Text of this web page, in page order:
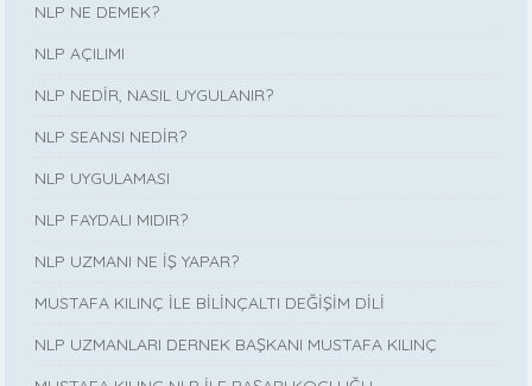
NLP NE DEMEK?
NLP AÇILIMI
NLP NEDİR, NASIL UYGULANIR?
NLP SEANSI NEDİR?
NLP UYGULAMASI
NLP FAYDALI MIDIR?
NLP UZMANI NE İŞ YAPAR?
MUSTAFA KILINÇ İLE BİLİNÇALTI DEĞİŞİM DİLİ
NLP UZMANLARI DERNEK BAŞKANI MUSTAFA KILINÇ